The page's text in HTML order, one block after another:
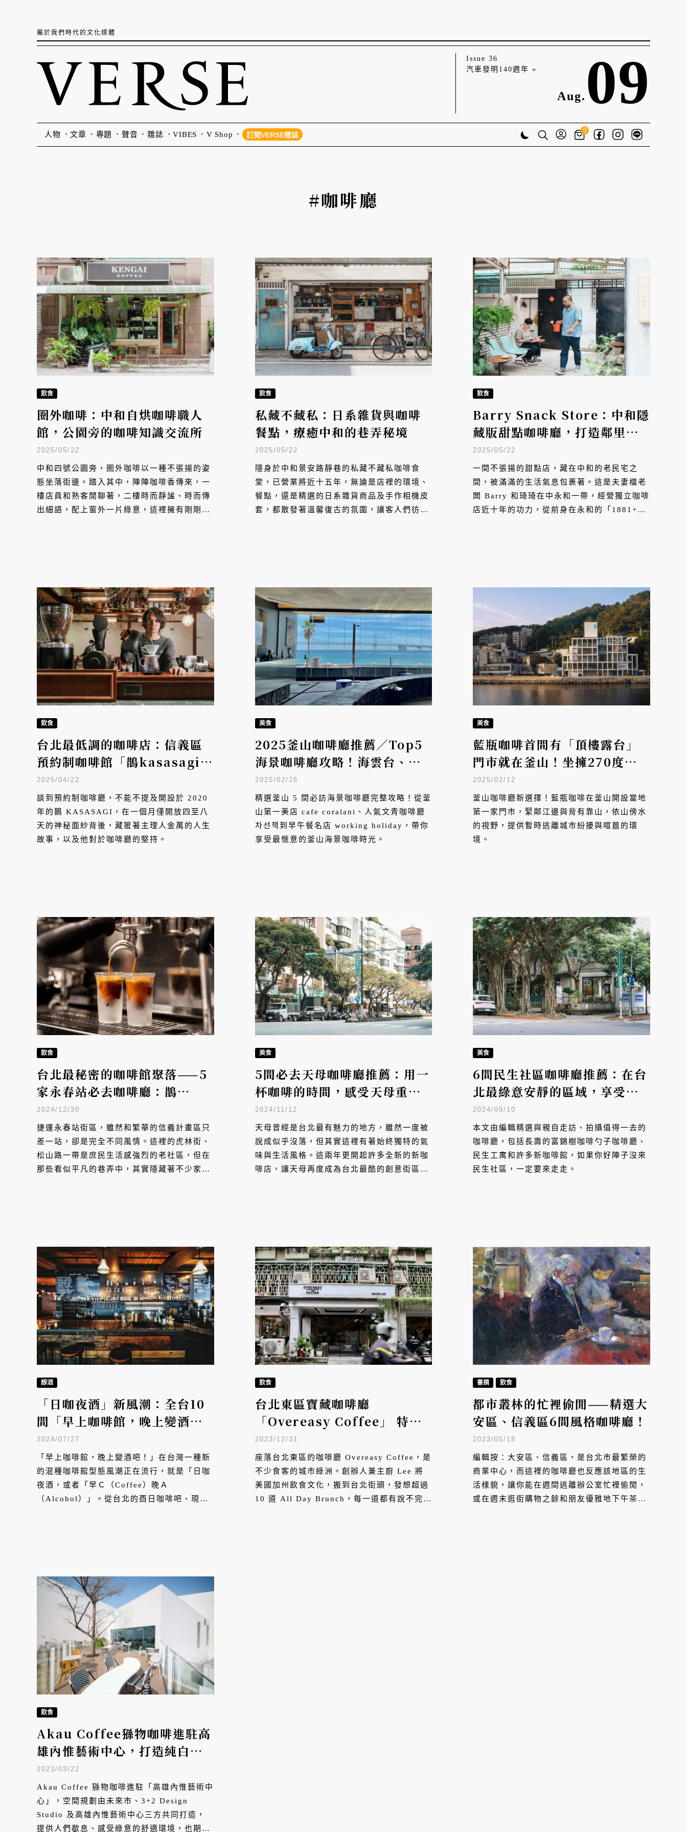
屬於我們時代的文化媒體
Issue 36
汽車發明140週年 »
Aug. 09
人物 文章 專題 聲音 雜誌 VIBES V Shop 訂閱VERSE雜誌
0
#咖啡廳
飲食
圈外咖啡：中和自烘咖啡職人
館，公園旁的咖啡知識交流所
2025/05/22
中和四號公園旁，圈外咖啡以一種不張揚的姿
態坐落街邊。踏入其中，陣陣咖啡香傳來，一
樓店員和熟客閒聊著，二樓時而靜謐、時而傳
出細語，配上窗外一片綠意，這裡擁有剛剛好
飲食
私藏不藏私：日系雜貨與咖啡
餐點，療癒中和的巷弄秘境
2025/05/22
隱身於中和景安路靜巷的私藏不藏私咖啡食
堂，已營業將近十五年，無論是店裡的環境、
餐點，還是精選的日系雜貨商品及手作相機皮
套，都散發著溫馨復古的氛圍，讓客人們彷彿
飲食
Barry Snack Store：中和隱
藏版甜點咖啡廳，打造鄰里間
的溫馨客廳
2025/05/22
一間不張揚的甜點店，藏在中和的老民宅之
間，被滿滿的生活氣息包裹著。這是夫妻檔老
闆 Barry 和琦琦在中永和一帶，經營獨立咖啡
店近十年的功力，從前身在永和的「1881+
飲食
台北最低調的咖啡店：信義區
預約制咖啡館「鵲kasasagi
coffee roasters」
2025/04/22
談到預約制咖啡廳，不能不提及開設於 2020
年的鵲 KASASAGI，在一個月僅開放四至八
天的神秘面紗背後，藏匿著主理人金萬的人生
故事，以及他對於咖啡廳的堅持。
美食
2025釜山咖啡廳推薦／Top5
海景咖啡廳攻略！海雲台、廣
安里無敵海景第一排、文青打
卡、早午餐打包去野餐
2025/02/26
精選釜山 5 間必訪海景咖啡廳完整攻略！從釜
山第一美店 cafe coralani、人氣文青咖啡廳
차선책到早午餐名店 working holiday，帶你
享受最愜意的釜山海景咖啡時光。
美食
藍瓶咖啡首間有「頂樓露台」
門市就在釜山！坐擁270度山
海河景，限定紫地瓜巴斯克必
嚐
2025/02/12
釜山咖啡廳新選擇！藍瓶咖啡在釜山開設當地
第一家門市，緊鄰江邊與背有靠山，依山傍水
的視野，提供暫時逃離城市紛擾與喧囂的環
境。
飲食
台北最秘密的咖啡館聚落——5
家永春站必去咖啡廳：鵲
Kasasagi、引路咖啡、Kaffi
Bakki、SunDay酉日咖啡
吧、B-Roll Coffee
2024/12/30
捷運永春站街區，雖然和繁華的信義計畫區只
差一站，卻是完全不同風情。這裡的虎林街、
松山路一帶是庶民生活感強烈的老社區，但在
那些看似平凡的巷弄中，其實隱藏著不少家非
美食
5間必去天母咖啡廳推薦：用一
杯咖啡的時間，感受天母重塑
創意街區魅力
2024/11/12
天母曾經是台北最有魅力的地方，雖然一度被
說成似乎沒落，但其實這裡有著始終獨特的氣
味與生活風格。這兩年更開起許多全新的新咖
啡店，讓天母再度成為台北最酷的創意街區之
美食
6間民生社區咖啡廳推薦：在台
北最綠意安靜的區域，享受美
好的咖啡時光
2024/09/10
本文由編輯精選與親自走訪、拍攝值得一去的
咖啡廳，包括長壽的富錦樹咖啡勺子咖啡廳、
民生工寓和許多新咖啡館，如果你好陣子沒來
民生社區，一定要來走走。
醇酒
「日咖夜酒」新風潮：全台10
間「早上咖啡館，晚上變酒
吧！」必去特色店家
2024/07/27
「早上咖啡館，晚上變酒吧！」在台灣一種新
的混種咖啡館型態風潮正在流行，就是「日咖
夜酒，或者「早Ｃ（Coffee）晚Ａ
（Alcohol）」。從台北的酉日咖啡吧、現在
飲食
台北東區寶藏咖啡廳
「Overeasy Coffee」 特製
早午餐令味蕾神遊美國西岸
2023/12/31
座落台北東區的咖啡廳 Overeasy Coffee，是
不少食客的城市綠洲。創辦人兼主廚 Lee 將
美國加州飲食文化，搬到台北街頭，發想超過
10 道 All Day Brunch，每一道都有說不完的
書摘 飲食
都市叢林的忙裡偷閒——精選大
安區、信義區6間風格咖啡廳！
2023/05/18
編輯按：大安區、信義區，是台北市最繁榮的
商業中心，而這裡的咖啡廳也反應該地區的生
活樣貌，讓你能在週間逃離辦公室忙裡偷閒，
或在週末逛街購物之餘和朋友優雅地下午茶。
飲食
Akau Coffee猻物咖啡進駐高
雄內惟藝術中心，打造純白建
築中的森林咖啡館
2023/03/22
Akau Coffee 猻物咖啡進駐「⾼雄內惟藝術中
⼼」，空間規劃由未來市、3+2 Design
Studio 及⾼雄內惟藝術中⼼三方共同打造，
提供人們歇息、感受綠意的舒適環境，也期盼